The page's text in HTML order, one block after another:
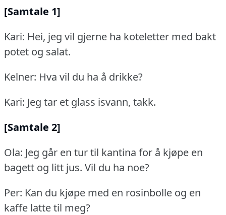
[Samtale 1]
Kari: Hei, jeg vil gjerne ha koteletter med bakt
potet og salat.
Kelner: Hva vil du ha å drikke?
Kari: Jeg tar et glass isvann, takk.
[Samtale 2]
Ola: Jeg går en tur til kantina for å kjøpe en
bagett og litt jus. Vil du ha noe?
Per: Kan du kjøpe med en rosinbolle og en
kaffe latte til meg?